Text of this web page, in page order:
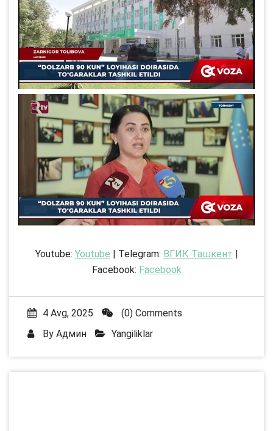
Youtube: Youtube | Telegram: ВГИК Ташкент
Facebook: Facebook
4 Avg, 2025
(0) Comments
By Админ Yangiliklar